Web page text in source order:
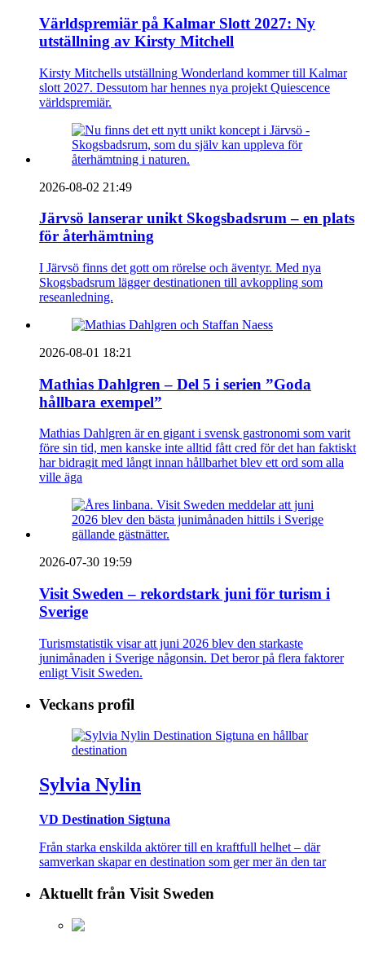
Världspremiär på Kalmar Slott 2027: Ny
utställning av Kirsty Mitchell
Kirsty Mitchells utställning Wonderland kommer till Kalmar
slott 2027. Dessutom har hennes nya projekt Quiescence
världspremiär.
2026-08-02 21:49
Järvsö lanserar unikt Skogsbadsrum – en plats
för återhämtning
I Järvsö finns det gott om rörelse och äventyr. Med nya
Skogsbadsrum lägger destinationen till avkoppling som
reseanledning.
2026-08-01 18:21
Mathias Dahlgren – Del 5 i serien ”Goda
hållbara exempel”
Mathias Dahlgren är en gigant i svensk gastronomi som varit
före sin tid, men kanske inte alltid fått cred för det han faktiskt
har bidragit med långt innan hållbarhet blev ett ord som alla
ville äga
2026-07-30 19:59
Visit Sweden – rekordstark juni för turism i
Sverige
Turismstatistik visar att juni 2026 blev den starkaste
junimånaden i Sverige någonsin. Det beror på flera faktorer
enligt Visit Sweden.
Veckans profil
Sylvia Nylin
VD Destination Sigtuna
Från starka enskilda aktörer till en kraftfull helhet – där
samverkan skapar en destination som ger mer än den tar
Aktuellt från Visit Sweden